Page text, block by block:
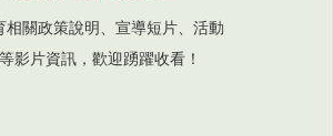
相關政策說明、宣導短片、活動
影片資訊，歡迎踴躍收看！